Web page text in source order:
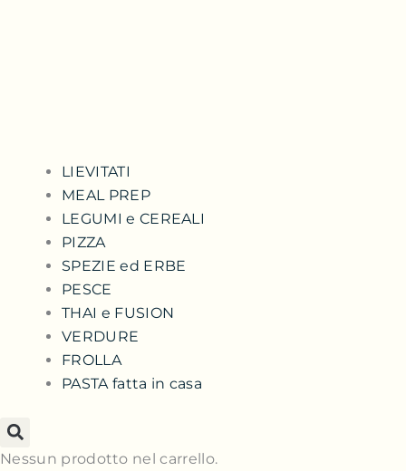
LIEVITATI
MEAL PREP
LEGUMI e CEREALI
PIZZA
SPEZIE ed ERBE
PESCE
THAI e FUSION
VERDURE
FROLLA
PASTA fatta in casa
Nessun prodotto nel carrello.